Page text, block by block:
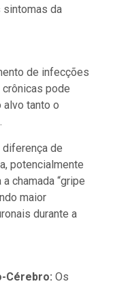
sintomas da
de infecções
pode
alvo tanto o
de
potencialmente
chamada “gripe
maior
durante a
Cérebro: Os